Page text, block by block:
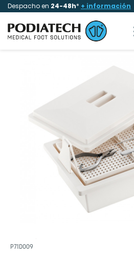
Despacho en 24-48h* + información
P71D009